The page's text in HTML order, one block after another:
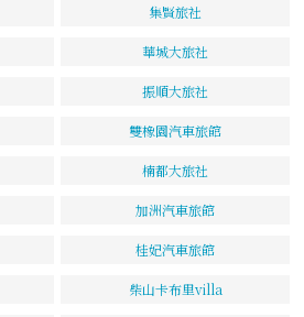
集賢旅社
華城大旅社
振順大旅社
雙橡園汽車旅館
楠都大旅社
加洲汽車旅館
桂妃汽車旅館
柴山卡布里villa